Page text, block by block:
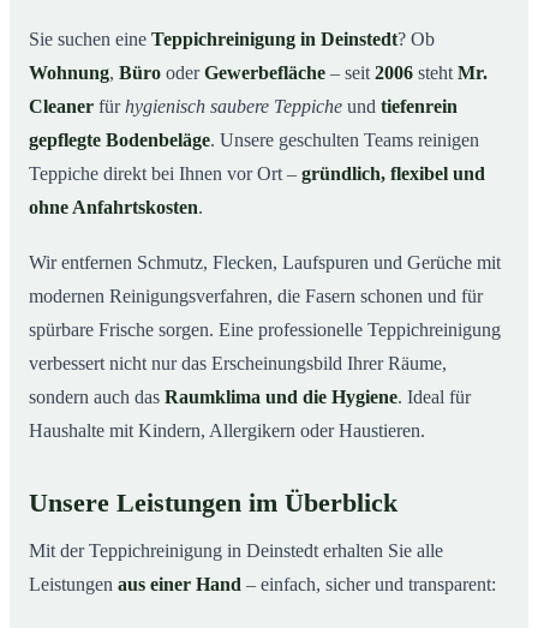
03Warum Mr. Cleaner in Deinstedt?
04Teppichreinigung in Deinstedt und Umgebung
05Jetzt Angebot einholen
Teppichreinigung in Deinstedt im Einsatz
Sie suchen eine Teppichreinigung in Deinstedt? Ob
Wohnung, Büro oderGewerbefläche – seit 2006 steht Mr.
Cleaner fürhygienisch saubere Teppiche und tiefenrein
gepflegte Bodenbeläge. Unsere geschulten Teams reinigen
Teppiche direkt bei Ihnen vor Ort – gründlich, flexibel und
ohne Anfahrtskosten.
Wir entfernen Schmutz, Flecken, Laufspuren und Gerüche mit
modernen Reinigungsverfahren, die Fasern schonen und für
spürbare Frische sorgen. Eine professionelle Teppichreinigung
verbessert nicht nur das Erscheinungsbild Ihrer Räume,
sondern auch das Raumklima und die Hygiene. Ideal für
Haushalte mit Kindern, Allergikern oder Haustieren.
Unsere Leistungen im Überblick
Mit der Teppichreinigung in Deinstedt erhalten Sie alle
Leistungen aus einer Hand – einfach, sicher und transparent: